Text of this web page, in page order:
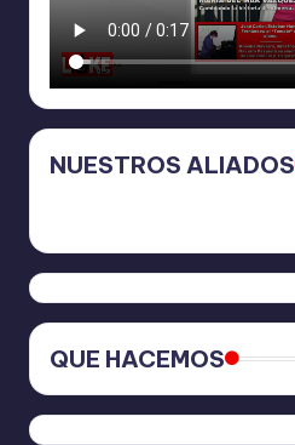
NUESTROS ALIADOS
QUE HACEMOS